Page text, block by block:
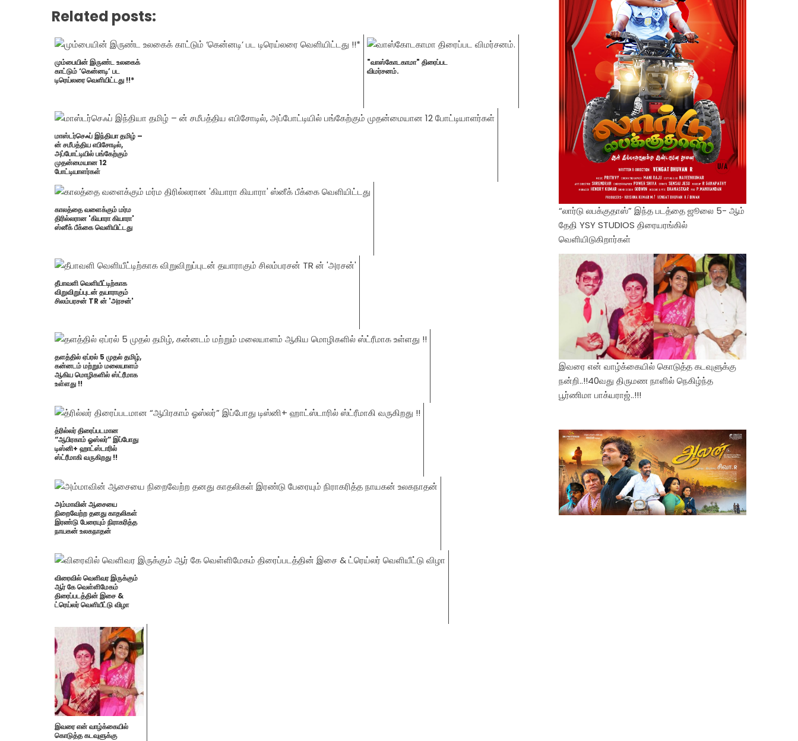
Related posts:
மும்பையின் இருண்ட உலகைக்
காட்டும் ‘கென்னடி’ பட
டிரெய்லரை வெளியிட்டது !!*
"வாஸ்கோடகாமா" திரைப்பட
விமர்சனம்.
மாஸ்டர்செஃப் இந்தியா தமிழ் –
ன் சமீபத்திய எபிசோடில்,
அப்போட்டியில் பங்கேற்கும்
முதன்மையான 12
போட்டியாளர்கள்
காலத்தை வளைக்கும் மர்ம
திரில்லரான 'கியாரா கியாரா'
ஸ்னீக் பீக்கை வெளியிட்டது
தீபாவளி வெளியீட்டிற்காக
விறுவிறுப்புடன் தயாராகும்
சிலம்பரசன் TR ன் 'அரசன்'
தளத்தில் ஏப்ரல் 5 முதல் தமிழ்,
கன்னடம் மற்றும் மலையாளம்
ஆகிய மொழிகளில் ஸ்ட்ரீமாக
உள்ளது !!
த்ரில்லர் திரைப்படமான
“ஆபிரகாம் ஓஸ்லர்” இப்போது
டிஸ்னி+ ஹாட்ஸ்டாரில்
ஸ்ட்ரீமாகி வருகிறது !!
அம்மாவின் ஆசையை
நிறைவேற்ற தனது காதலிகள்
இரண்டு பேரையும் நிராகரித்த
நாயகன் உலகநாதன்
விரைவில் வெளிவர இருக்கும்
ஆர் கே வெள்ளிமேகம்
திரைப்படத்தின் இசை &
ட்ரெய்லர் வெளியீட்டு விழா
இவரை என் வாழ்க்கையில்
கொடுத்த கடவுளுக்கு
“லார்டு லபக்குதாஸ்” இந்த படத்தை ஜூலை 5- ஆம்
தேதி YSY STUDIOS திரையரங்கில்
வெளியிடுகிறார்கள்
இவரை என் வாழ்க்கையில் கொடுத்த கடவுளுக்கு
நன்றி..!!40வது திருமண நாளில் நெகிழ்ந்த
பூர்ணிமா பாக்யராஜ்..!!!